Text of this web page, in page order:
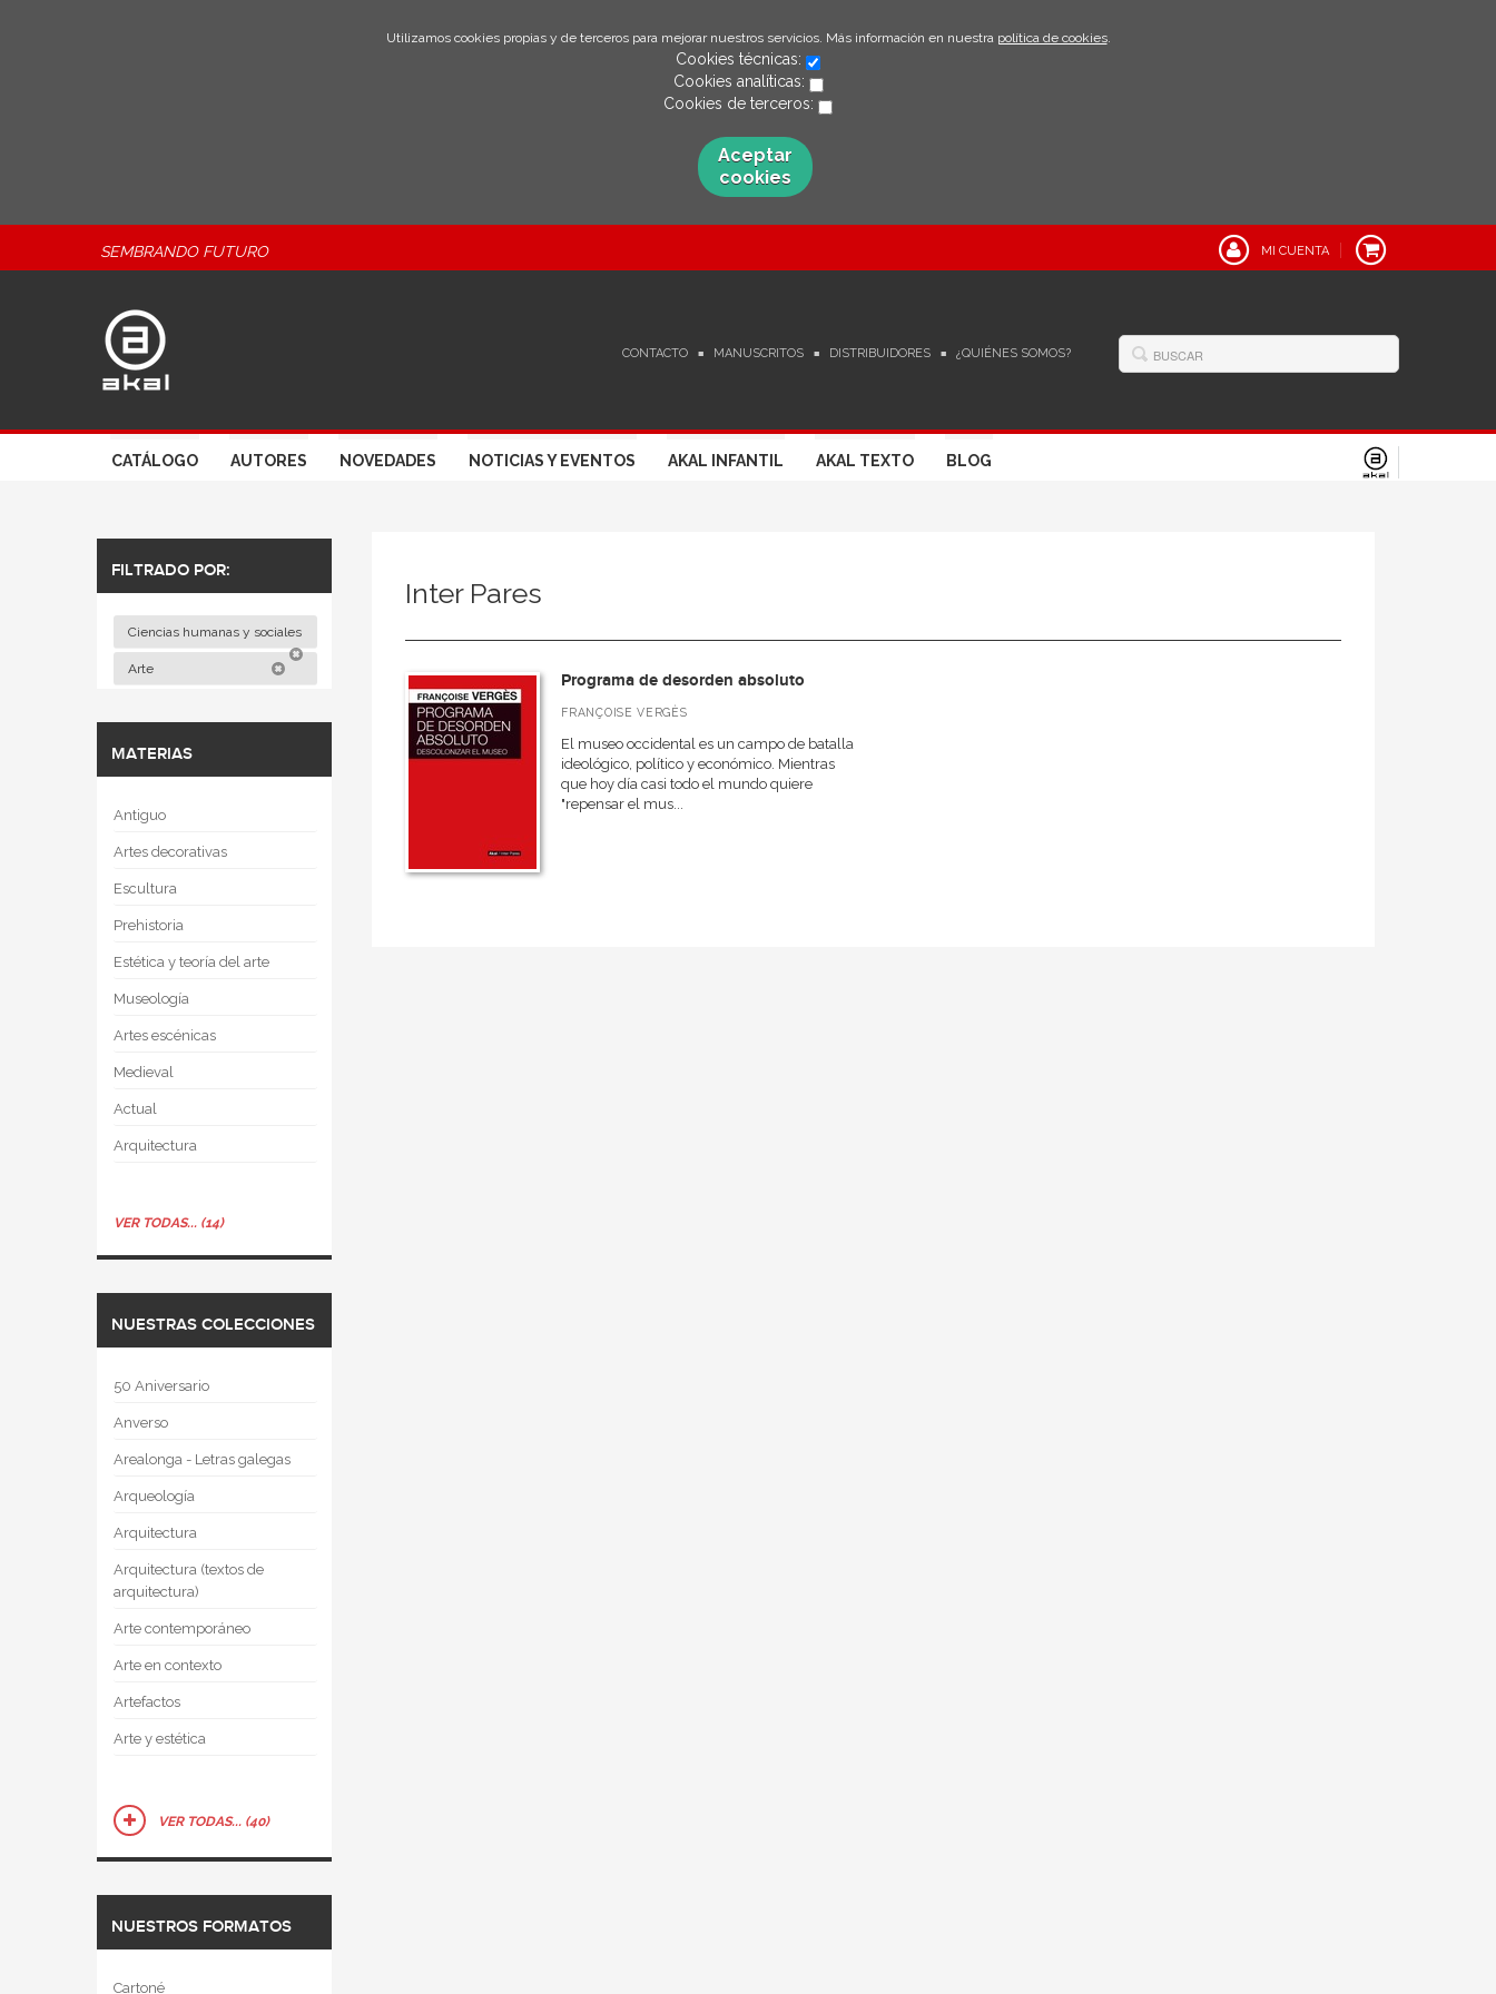
Utilizamos cookies propias y de terceros para mejorar nuestros servicios. Más información en nuestra política de cookies.
Cookies técnicas:
Cookies analíticas:
Cookies de terceros:
Aceptar
cookies
SEMBRANDO FUTURO MI CUENTA
CONTACTO MANUSCRITOS DISTRIBUIDORES ¿QUIÉNES SOMOS?
CATÁLOGO AUTORES NOVEDADES NOTICIAS Y EVENTOS AKAL INFANTIL AKAL TEXTO BLOG
FILTRADO POR:
Ciencias humanas y sociales
Arte
MATERIAS
Antiguo
Artes decorativas
Escultura
Prehistoria
Estética y teoría del arte
Museología
Artes escénicas
Medieval
Actual
Arquitectura
VER TODAS... (14)
NUESTRAS COLECCIONES
50 Aniversario
Anverso
Arealonga - Letras galegas
Arqueología
Arquitectura
Arquitectura (textos de
arquitectura)
Arte contemporáneo
Arte en contexto
Artefactos
Arte y estética
VER TODAS... (40)
NUESTROS FORMATOS
Cartoné
Inter Pares
Programa de desorden absoluto
FRANÇOISE VERGÈS
El museo occidental es un campo de batalla
ideológico, político y económico. Mientras
que hoy día casi todo el mundo quiere
"repensar el mus...